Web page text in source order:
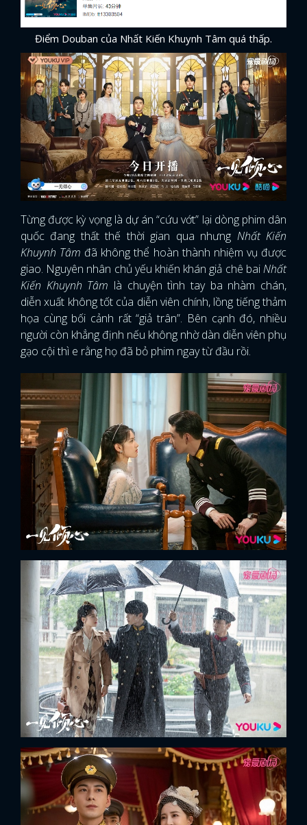
Điểm Douban của Nhất Kiến Khuynh Tâm quá thấp.
Từng được kỳ vọng là dự án “cứu vớt” lại dòng phim dân
quốc đang thất thế thời gian qua nhưng Nhất Kiến
Khuynh Tâm đã không thể hoàn thành nhiệm vụ được
giao. Nguyên nhân chủ yếu khiến khán giả chê baiNhất
Kiến Khuynh Tâm là chuyện tình tay ba nhàm chán,
diễn xuất không tốt của diễn viên chính, lồng tiếng thảm
họa cùng bối cảnh rất “giả trân”. Bên cạnh đó, nhiều
người còn khẳng định nếu không nhờ dàn diễn viên phụ
gạo cội thì e rằng họ đã bỏ phim ngay từ đầu rồi.